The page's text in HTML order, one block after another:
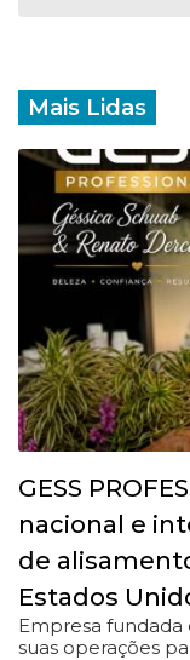
Mais Lidas
GESS
nacional e
de
Estados
Empresa
suas operações